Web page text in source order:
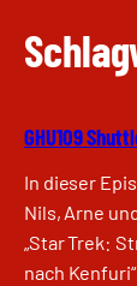
GHU109
In dieser
Nils, Arne
„Star Trek:
nach